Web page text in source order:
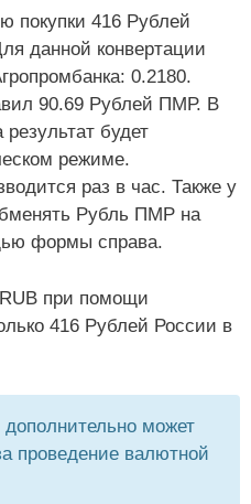
покупки 416 Рублей
данной конвертации
0.2180.
90.69 Рублей ПМР. В
будет
режиме.
раз в час. Также у
Рубль ПМР на
формы справа.
при помощи
416 Рублей России в
может
проведение валютной